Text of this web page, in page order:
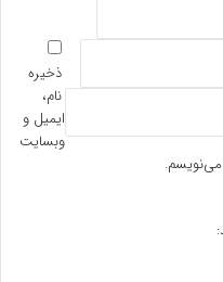
ذخیره
نام،
ایمیل و
وبسایت
می‌نویسم.